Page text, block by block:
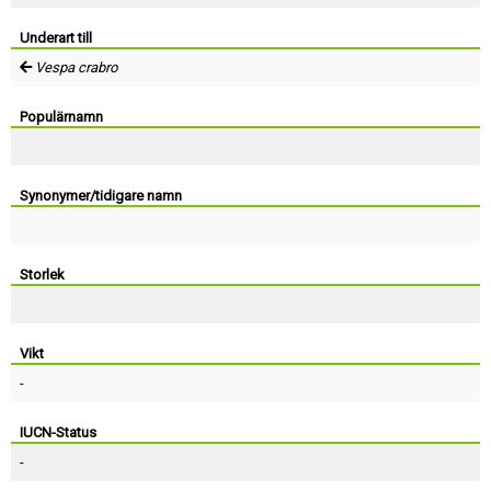
Underart till
Vespa crabro
Populärnamn
Synonymer/tidigare namn
Storlek
Vikt
-
IUCN-Status
-